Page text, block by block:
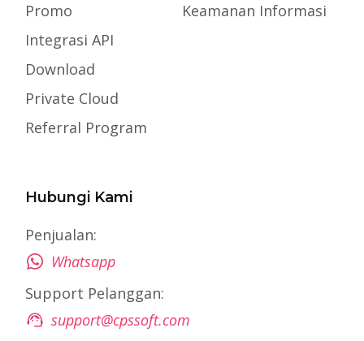
Promo
Integrasi API
Download
Private Cloud
Referral Program
Keamanan Informasi
Hubungi Kami
Penjualan:
Whatsapp
Support Pelanggan:
support@cpssoft.com